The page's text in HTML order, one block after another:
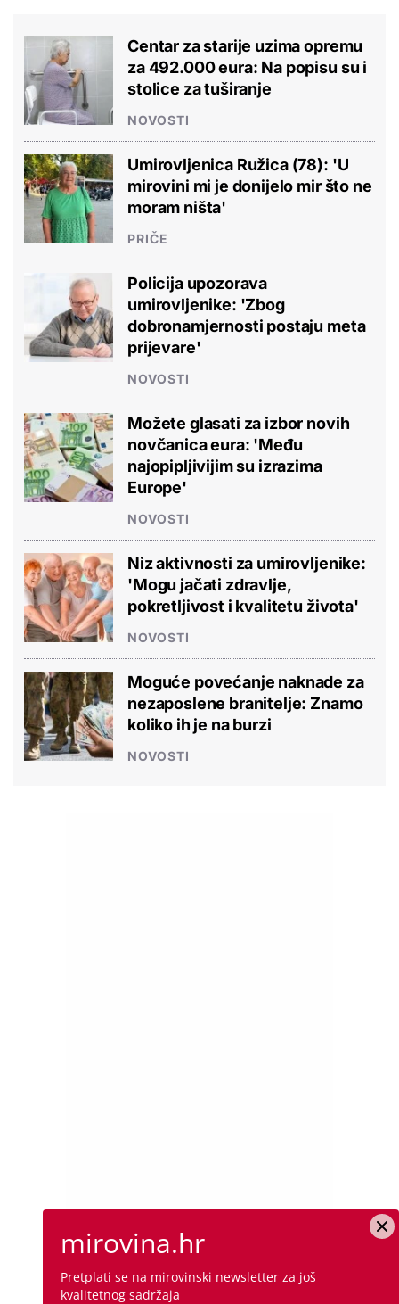
Centar za starije uzima opremu
za 492.000 eura: Na popisu su i
stolice za tuširanje
NOVOSTI
Umirovljenica Ružica (78): 'U
mirovini mi je donijelo mir što ne
moram ništa'
PRIČE
Policija upozorava
umirovljenike: 'Zbog
dobronamjernosti postaju meta
prijevare'
NOVOSTI
Možete glasati za izbor novih
novčanica eura: 'Među
najopipljivijim su izrazima
Europe'
NOVOSTI
Niz aktivnosti za umirovljenike:
'Mogu jačati zdravlje,
pokretljivost i kvalitetu života'
NOVOSTI
Moguće povećanje naknade za
nezaposlene branitelje: Znamo
koliko ih je na burzi
NOVOSTI
mirovina.hr
Pretplati se na mirovinski newsletter za još
kvalitetnog sadržaja